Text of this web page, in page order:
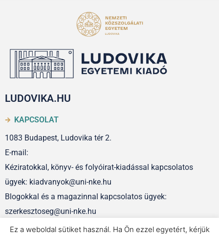
LUDOVIKA.HU
KAPCSOLAT
1083 Budapest, Ludovika tér 2.
E-mail:
Kéziratokkal, könyv- és folyóirat-kiadással kapcsolatos
ügyek: kiadvanyok@uni-nke.hu
Blogokkal és a magazinnal kapcsolatos ügyek:
szerkesztoseg@uni-nke.hu
Ez a weboldal sütiket használ. Ha Ön ezzel egyetért, kérjük